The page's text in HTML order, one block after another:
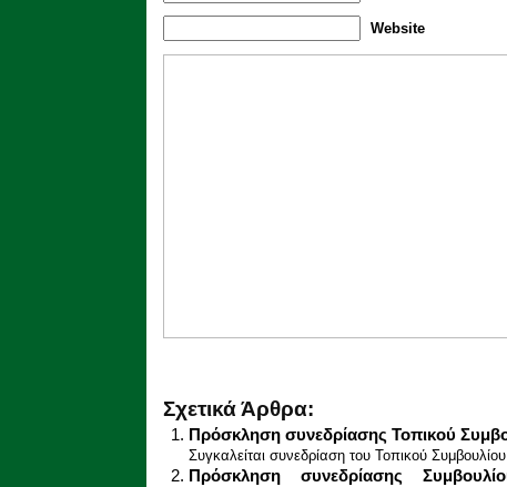
Website
Σχετικά Άρθρα:
Πρόσκληση συνεδρίασης Τοπικού
Συγκαλείται συνεδρίαση του Τοπικού
Πρόσκληση συνεδρίασης